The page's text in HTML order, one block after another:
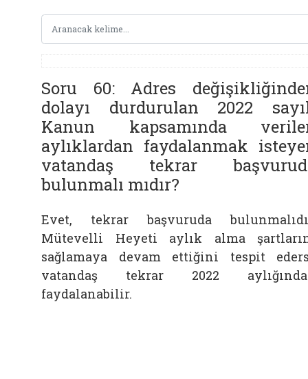
Soru 60: Adres
dolayı durdurulan 2022
Kanun kapsamında
aylıklardan faydalanmak
vatandaş tekrar
bulunmalı mıdır?
Evet, tekrar başvuruda
Mütevelli Heyeti aylık alma
sağlamaya devam ettiğini tespit
vatandaş tekrar 2022
faydalanabilir.